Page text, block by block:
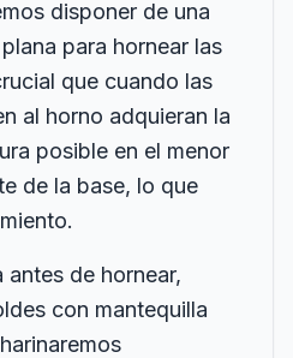
disponer de una
para hornear las
que cuando las
al horno adquieran la
posible en el menor
de la base, lo que
antes de hornear,
con mantequilla